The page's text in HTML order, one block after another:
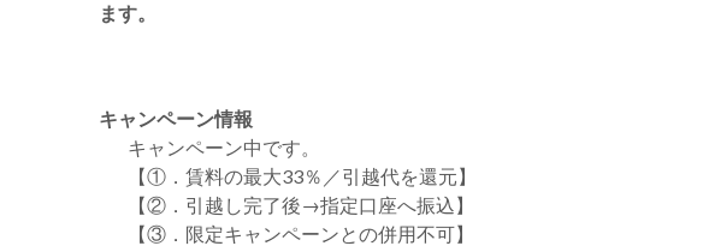
ます。
キャンペーン情報
キャンペーン中です。
【①．賃料の最大33％／引越代を還元】
【②．引越し完了後→指定口座へ振込】
【③．限定キャンペーンとの併用不可】